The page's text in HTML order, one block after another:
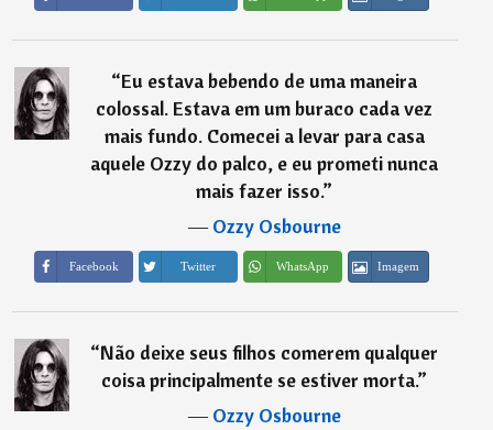
“Eu estava bebendo de uma maneira
colossal. Estava em um buraco cada vez
mais fundo. Comecei a levar para casa
aquele Ozzy do palco, e eu prometi nunca
mais fazer isso.”
―Ozzy Osbourne
Facebook Twitter WhatsApp Imagem
“Não deixe seus filhos comerem qualquer
coisa principalmente se estiver morta.”
―Ozzy Osbourne